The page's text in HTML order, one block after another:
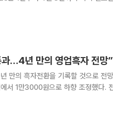
양자암호(QK
…4년 만의 영업흑자 전망”
만의 흑자전환을 기록할 것으로 전
서 1만3000원으로 하향 조정했다.
(2530억